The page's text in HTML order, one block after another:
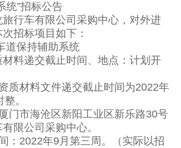
统”招标公告
行车有限公司采购中心，对外进
招标项目如下：
道保持辅助系统
料递交截止时间、地点：计划开
质材料文件递交截止时间为2022年
。
门市海沧区新阳工业区新乐路30号
限公司采购中心。
：2022年9月第三周。（实际以招